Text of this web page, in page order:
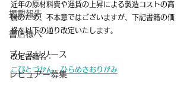
掲載報告
書店様へ
プレスリリース
レビュアー募集
近年の原材料費や運賃の上昇による製造コストの高
騰のため、不本意ではございますが、下記書籍の価
格を以下の通り改定いたします。
改定書籍名：
こびとづかん　ひらめきおりがみ